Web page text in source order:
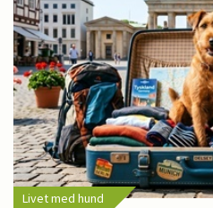
Livet med hund